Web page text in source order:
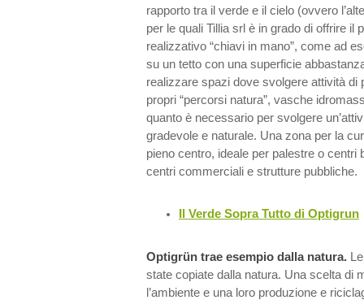
rapporto tra il verde e il cielo (ovvero
per le quali Tillia srl è in grado di offrire il
realizzativo “chiavi in mano”, come ad
su un tetto con una superficie
realizzare spazi dove svolgere attività di
propri “percorsi natura”, vasche
quanto è necessario per svolgere
gradevole e naturale. Una zona per la
pieno centro, ideale per palestre o centri
centri commerciali e strutture pubbliche.
Il Verde Sopra Tutto di Optigrun
Optigrün trae esempio dalla natura.
state copiate dalla natura. Una scelta di
l’ambiente e una loro produzione e